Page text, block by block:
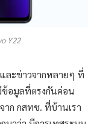
Y22
ละข่าวจากหลายๆ ที่
ข้อมูลที่ตรงกันค่อน
าก กสทช. ที่บ้านเรา